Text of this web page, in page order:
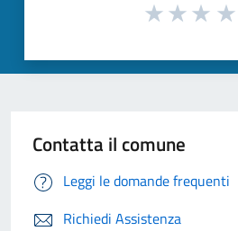
Contatta il comune
Leggi le domande frequenti
Richiedi Assistenza